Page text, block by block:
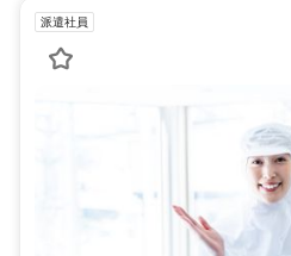
派遣社員